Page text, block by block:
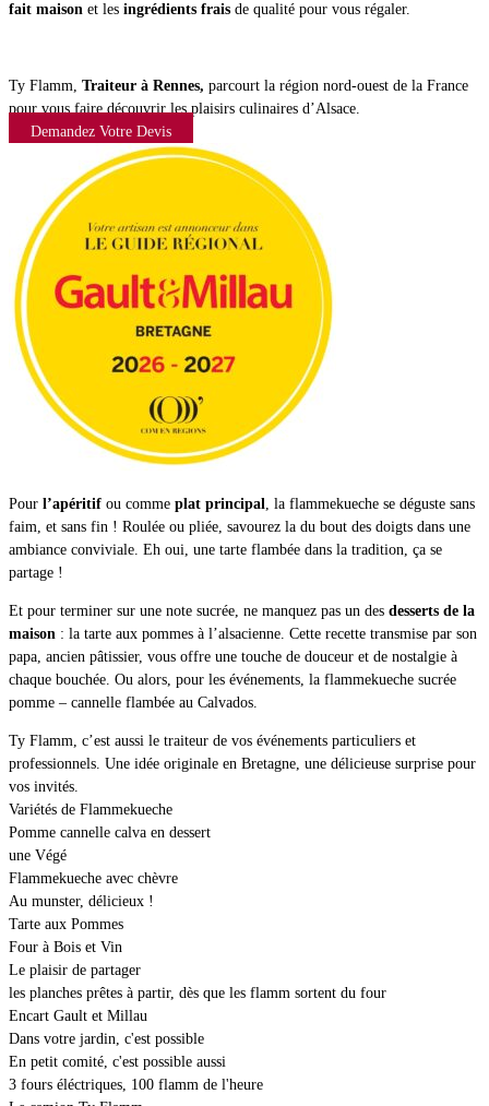
fait maison et les ingrédients frais de qualité pour vous régaler.
Ty Flamm, Traiteur à Rennes, parcourt la région nord-ouest de la France
pour vous faire découvrir les plaisirs culinaires d’Alsace.
Demandez Votre Devis
Pour l’apéritif ou comme plat principal, la flammekueche se déguste sans
faim, et sans fin ! Roulée ou pliée, savourez la du bout des doigts dans une
ambiance conviviale. Eh oui, une tarte flambée dans la tradition, ça se
partage !
Et pour terminer sur une note sucrée, ne manquez pas un des desserts de la
maison : la tarte aux pommes à l’alsacienne. Cette recette transmise par son
papa, ancien pâtissier, vous offre une touche de douceur et de nostalgie à
chaque bouchée. Ou alors, pour les événements, la flammekueche sucrée
pomme – cannelle flambée au Calvados.
Ty Flamm, c’est aussi le traiteur de vos événements particuliers et
professionnels. Une idée originale en Bretagne, une délicieuse surprise pour
vos invités.
Variétés de Flammekueche
Pomme cannelle calva en dessert
une Végé
Flammekueche avec chèvre
Au munster, délicieux !
Tarte aux Pommes
Four à Bois et Vin
Le plaisir de partager
les planches prêtes à partir, dès que les flamm sortent du four
Encart Gault et Millau
Dans votre jardin, c'est possible
En petit comité, c'est possible aussi
3 fours éléctriques, 100 flamm de l'heure